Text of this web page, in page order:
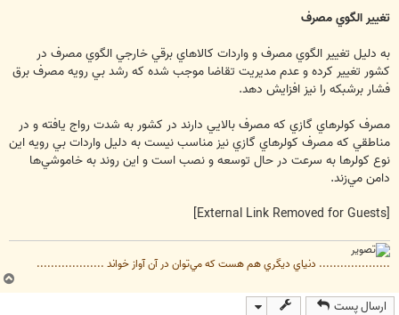
تغيير الگوي مصرف
به دليل تغيير الگوي مصرف و واردات كالا‌هاي برقي خارجي الگوي مصرف در
كشور تغيير كرده و عدم مديريت تقاضا موجب شده كه رشد بي رويه مصرف برق
فشار برشبكه را نيز افزايش دهد.
مصرف كولر‌هاي گازي كه مصرف بالايي دارند در كشور به شدت رواج يافته و در
مناطقي كه مصرف كولر‌هاي گازي نيز مناسب نيست به دليل واردات بي رويه اين
نوع كولر‌ها به سرعت در حال توسعه و نصب است و اين روند به خاموشي‌ها
دامن مي‌زند.
[External Link Removed for Guests]
.................... دنياي ديگري هم هست كه مي‌توان در آن آواز خواند ...................
ارسال پست